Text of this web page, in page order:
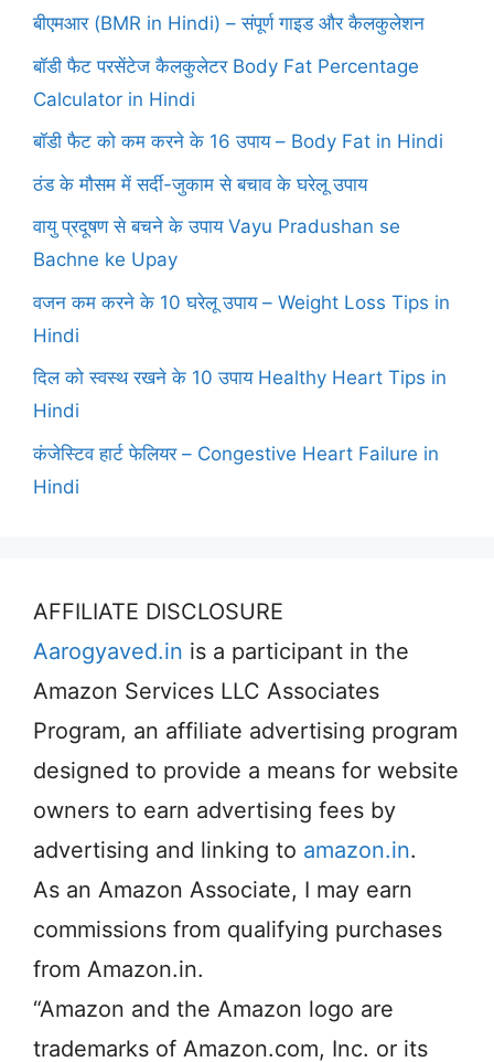
बीएमआर (BMR in Hindi) – संपूर्ण गाइड और कैलकुलेशन
बॉडी फैट परसेंटेज कैलकुलेटर Body Fat Percentage
Calculator in Hindi
बॉडी फैट को कम करने के 16 उपाय – Body Fat in Hindi
ठंड के मौसम में सर्दी-जुकाम से बचाव के घरेलू उपाय
वायु प्रदूषण से बचने के उपाय Vayu Pradushan se
Bachne ke Upay
वजन कम करने के 10 घरेलू उपाय – Weight Loss Tips in
Hindi
दिल को स्वस्थ रखने के 10 उपाय Healthy Heart Tips in
Hindi
कंजेस्टिव हार्ट फेलियर – Congestive Heart Failure in
Hindi
AFFILIATE DISCLOSURE
Aarogyaved.in is a participant in the
Amazon Services LLC Associates
Program, an affiliate advertising program
designed to provide a means for website
owners to earn advertising fees by
advertising and linking to amazon.in.
As an Amazon Associate, I may earn
commissions from qualifying purchases
from Amazon.in.
“Amazon and the Amazon logo are
trademarks of Amazon.com, Inc. or its